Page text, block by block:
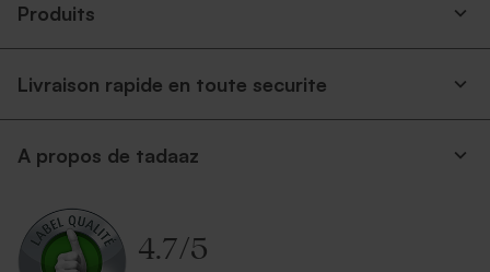
Produits
Livraison rapide en toute securite
A propos de tadaaz
4.7/5